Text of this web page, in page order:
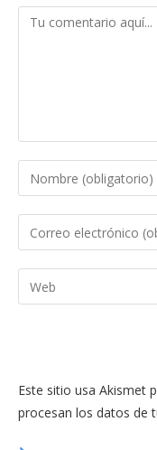
Comentario
Introduce
tu
nombre
de
usuario
Introduce
tu
dirección
de
comentar
Introduce
la
web
(opcional)
Este sitio usa Akismet
procesan los datos de